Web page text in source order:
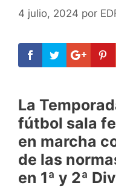
4 julio, 2024 por
La
fútbol sala
en marcha
de las
en 1ª y 2ª